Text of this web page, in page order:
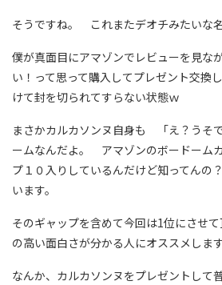
そうですね。 これまたデオチみたいな名
僕が真面目にアマゾンでレビューを見な
い！って思って購入してプレゼント交換
けて封を切られてすらない状態ｗ
まさかカルカソンヌ自身も 「え？うそ
ームなんだよ。 アマゾンのボードーム
プ１０入りしているんだけど知ってん
います。
そのギャップを含めて今回は1位にさせ
の高い面白さが分かる人にオススメします
なんか、カルカソンヌをプレゼントして